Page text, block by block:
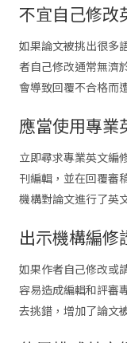
不宜自己修改
如果論文被挑出很多
者自己修改通常無濟
會導致回覆不合格而
應當使用專業
立即尋求專業英文編
刊編輯，並在回覆審
機構對論文進行了英
出示機構編修
如果作者自己修改或
容易造成編輯和評審
去挑錯，增加了論文